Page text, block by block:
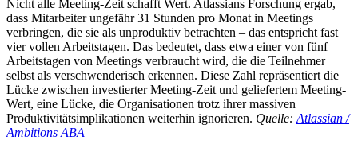
Nicht alle Meeting-Zeit schafft Wert. Atlassians Forschung ergab,
dass Mitarbeiter ungefähr 31 Stunden pro Monat in Meetings
verbringen, die sie als unproduktiv betrachten – das entspricht fast
vier vollen Arbeitstagen. Das bedeutet, dass etwa einer von fünf
Arbeitstagen von Meetings verbraucht wird, die die Teilnehmer
selbst als verschwenderisch erkennen. Diese Zahl repräsentiert die
Lücke zwischen investierter Meeting-Zeit und geliefertem Meeting-
Wert, eine Lücke, die Organisationen trotz ihrer massiven
Produktivitätsimplikationen weiterhin ignorieren. Quelle: Atlassian /
Ambitions ABA